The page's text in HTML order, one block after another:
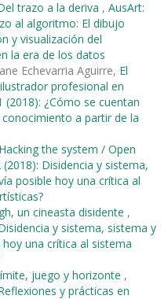
trazo a la deriva , AusArt:
al algoritmo: El dibujo
y visualización del
la era de los datos
Echevarria Aguirre, El
profesional en
(2018): ¿Cómo se cuentan
a partir de la
Hacking the system / Open
Disidencia y sistema,
posible hoy una crítica al
un cineasta disidente ,
y sistema, sistema y
una crítica al sistema
juego y horizonte ,
y prácticas en